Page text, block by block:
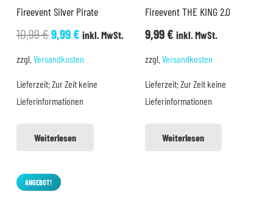
Fireevent Silver Pirate
10,99€Ursprünglicher
10,99 €
9,99€Aktueller
9,99 €.
inkl. MwSt.
zzgl. Versandkosten
Lieferzeit:Zur Zeit keine
Lieferinformationen
Weiterlesen
Fireevent THE KING 2.0
9,99€ inkl. MwSt.
zzgl. Versandkosten
Lieferzeit:Zur Zeit keine
Lieferinformationen
Weiterlesen
ANGEBOT!